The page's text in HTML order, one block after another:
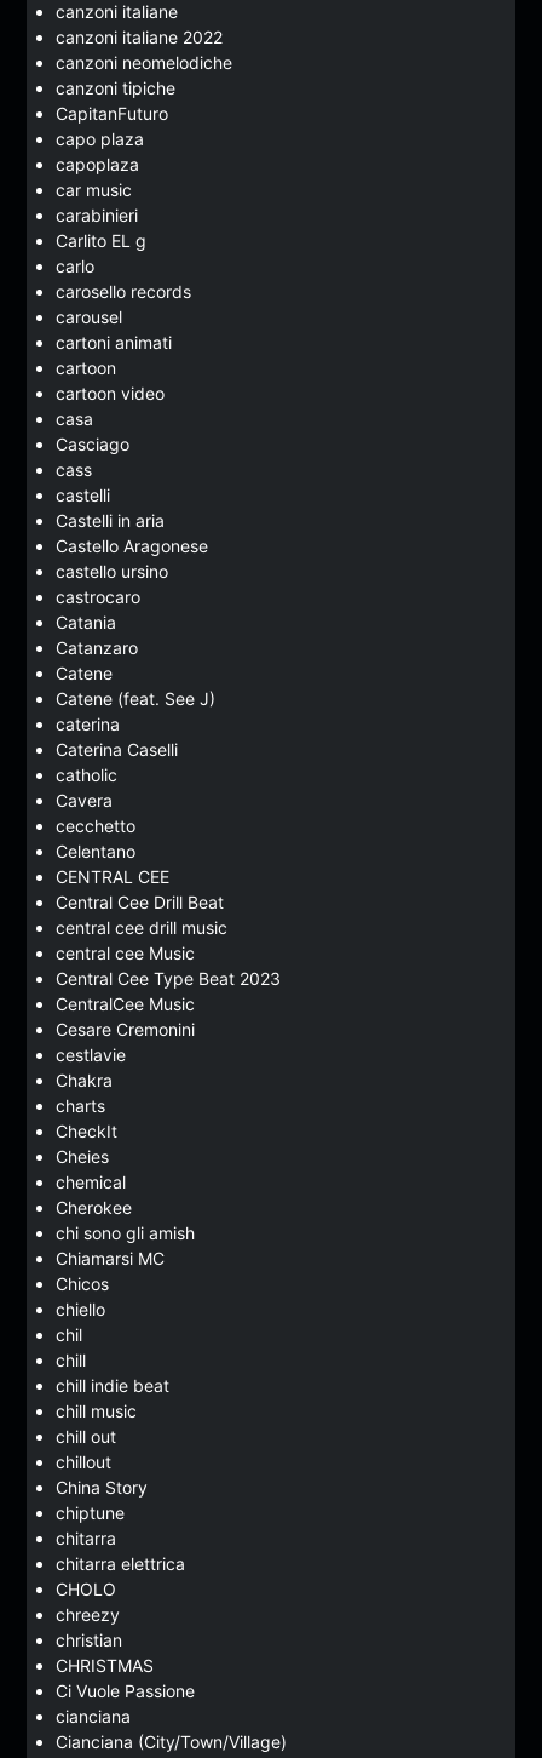
canzoni italiane
canzoni italiane 2022
canzoni neomelodiche
canzoni tipiche
CapitanFuturo
capo plaza
capoplaza
car music
carabinieri
Carlito EL g
carlo
carosello records
carousel
cartoni animati
cartoon
cartoon video
casa
Casciago
cass
castelli
Castelli in aria
Castello Aragonese
castello ursino
castrocaro
Catania
Catanzaro
Catene
Catene (feat. See J)
caterina
Caterina Caselli
catholic
Cavera
cecchetto
Celentano
CENTRAL CEE
Central Cee Drill Beat
central cee drill music
central cee Music
Central Cee Type Beat 2023
CentralCee Music
Cesare Cremonini
cestlavie
Chakra
charts
CheckIt
Cheies
chemical
Cherokee
chi sono gli amish
Chiamarsi MC
Chicos
chiello
chil
chill
chill indie beat
chill music
chill out
chillout
China Story
chiptune
chitarra
chitarra elettrica
CHOLO
chreezy
christian
CHRISTMAS
Ci Vuole Passione
cianciana
Cianciana (City/Town/Village)